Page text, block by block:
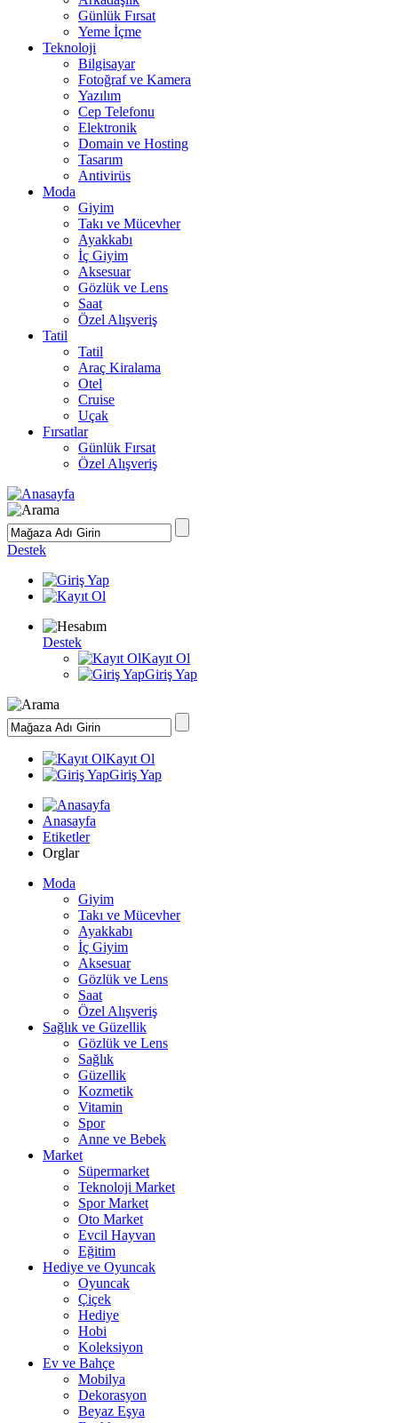
Günlük Fırsat
Yeme İçme
Teknoloji
Bilgisayar
Fotoğraf ve Kamera
Yazılım
Cep Telefonu
Elektronik
Domain ve Hosting
Tasarım
Antivirüs
Moda
Giyim
Takı ve Mücevher
Ayakkabı
İç Giyim
Aksesuar
Gözlük ve Lens
Saat
Özel Alışveriş
Tatil
Tatil
Araç Kiralama
Otel
Cruise
Uçak
Fırsatlar
Günlük Fırsat
Özel Alışveriş
Destek
Destek
Kayıt Ol
Giriş Yap
Kayıt Ol
Giriş Yap
Anasayfa
Etiketler
Orglar
Moda
Giyim
Takı ve Mücevher
Ayakkabı
İç Giyim
Aksesuar
Gözlük ve Lens
Saat
Özel Alışveriş
Sağlık ve Güzellik
Gözlük ve Lens
Sağlık
Güzellik
Kozmetik
Vitamin
Spor
Anne ve Bebek
Market
Süpermarket
Teknoloji Market
Spor Market
Oto Market
Evcil Hayvan
Eğitim
Hediye ve Oyuncak
Oyuncak
Çiçek
Hediye
Hobi
Koleksiyon
Ev ve Bahçe
Mobilya
Dekorasyon
Beyaz Eşya